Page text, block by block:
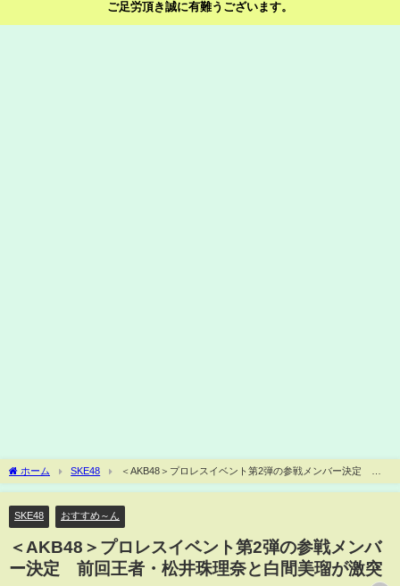
ご足労頂き誠に有難うございます。
ホーム SKE48
＜AKB48＞プロレスイベント第2弾の参戦メンバー決定 前
回王者・松井珠理奈と白間美瑠が激突
SKE48 おすすめ～ん
＜AKB48＞プロレスイベント第2弾の参戦メンバ
ー決定 前回王者・松井珠理奈と白間美瑠が激突